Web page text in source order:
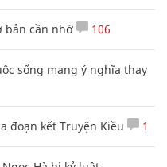
bản cần nhớ 106
sống mang ý nghĩa thay
đoạn kết Truyện Kiều 1